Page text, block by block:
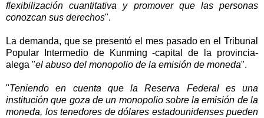
flexibilización cuantitativa y promover que las personas
conozcan sus derechos".
La demanda, que se presentó el mes pasado en el Tribunal
Popular Intermedio de Kunming -capital de la provincia-
alega "el abuso del monopolio de la emisión de moneda".
"Teniendo en cuenta que la Reserva Federal es una
institución que goza de un monopolio sobre la emisión de la
moneda, los tenedores de dólares estadounidenses pueden